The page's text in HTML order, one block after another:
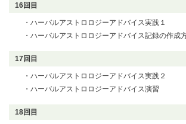
16回目
・ハーバルアストロロジーアドバイス実践１
・ハーバルアストロロジーアドバイス記録の作成
17回目
・ハーバルアストロロジーアドバイス実践２
・ハーバルアストロロジーアドバイス演習
18回目